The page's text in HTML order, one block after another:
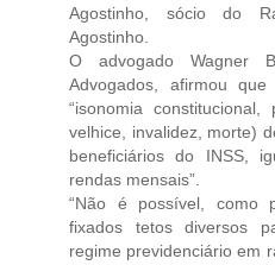
Agostinho, sócio do
Agostinho.
O advogado Wagner
Advogados, afirmou
“isonomia
velhice, invalidez, morte)
beneficiários do INSS,
rendas mensais”.
“Não é possível, como
fixados tetos diversos
regime previdenciário em